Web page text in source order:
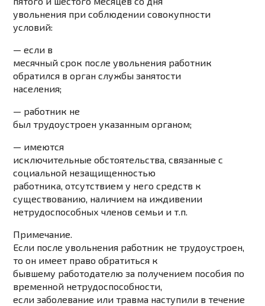
увольнения при соблюдении совокупности
условий:
— если в
месячный срок после увольнения работник
обратился в орган службы занятости
населения;
— работник не
был трудоустроен указанным органом;
— имеются
исключительные обстоятельства, связанные с
социальной незащищенностью
работника, отсутствием у него средств к
существованию, наличием на иждивении
нетрудоспособных членов семьи и т.п.
Примечание.
Если после увольнения работник не трудоустроен,
то он имеет право обратиться к
бывшему работодателю за получением пособия по
временной нетрудоспособности,
если заболевание или травма наступили в течение